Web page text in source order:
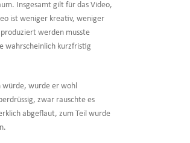
Insgesamt gilt für das Video,
ist weniger kreativ, weniger
werden musste
wahrscheinlich kurzfristig
würde, wurde er wohl
zwar rauschte es
abgeflaut, zum Teil wurde